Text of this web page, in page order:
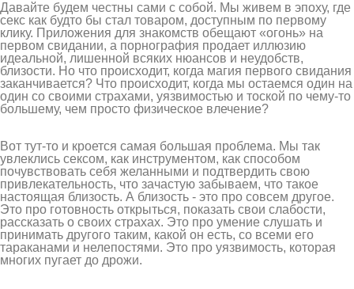
Давайте будем честны сами с собой. Мы живем в эпоху, где
секс как будто бы стал товаром, доступным по первому
клику. Приложения для знакомств обещают «огонь» на
первом свидании, а порнография продает иллюзию
идеальной, лишенной всяких нюансов и неудобств,
близости. Но что происходит, когда магия первого свидания
заканчивается? Что происходит, когда мы остаемся один на
один со своими страхами, уязвимостью и тоской по чему-то
большему, чем просто физическое влечение?
Вот тут-то и кроется самая большая проблема. Мы так
увлеклись сексом, как инструментом, как способом
почувствовать себя желанными и подтвердить свою
привлекательность, что зачастую забываем, что такое
настоящая близость. А близость - это про совсем другое.
Это про готовность открыться, показать свои слабости,
рассказать о своих страхах. Это про умение слушать и
принимать другого таким, какой он есть, со всеми его
тараканами и нелепостями. Это про уязвимость, которая
многих пугает до дрожи.